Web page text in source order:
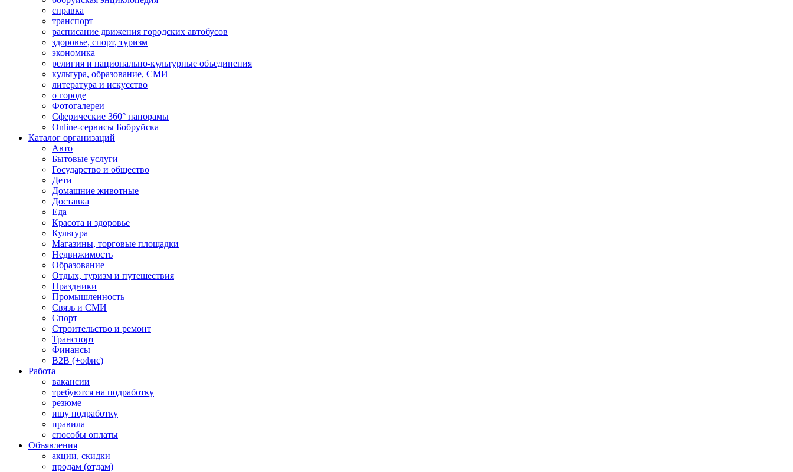
справка
транспорт
расписание движения городских автобусов
здоровье, спорт, туризм
экономика
религия и национально-культурные объединения
культура, образование, СМИ
литература и искусство
о городе
Фотогалереи
Сферические 360° панорамы
Online-сервисы Бобруйска
Каталог организаций
Авто
Бытовые услуги
Государство и общество
Дети
Домашние животные
Доставка
Еда
Красота и здоровье
Культура
Магазины, торговые площадки
Недвижимость
Образование
Отдых, туризм и путешествия
Праздники
Промышленность
Связь и СМИ
Спорт
Строительство и ремонт
Транспорт
Финансы
B2B (+офис)
Работа
вакансии
требуются на подработку
резюме
ищу подработку
правила
способы оплаты
Объявления
акции, скидки
продам (отдам)